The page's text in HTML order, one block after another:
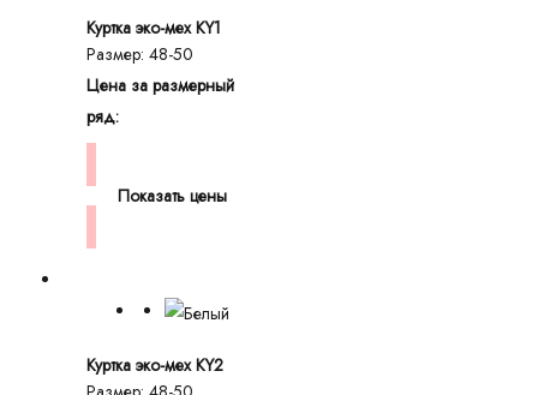
Куртка эко-мех KY1
Размер: 48-50
Цена за размерный
ряд:
Показать цены
Куртка эко-мех KY2